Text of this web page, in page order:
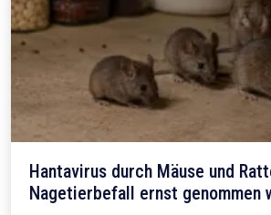
Hantavirus durch Mäuse und
Nagetierbefall ernst genommen